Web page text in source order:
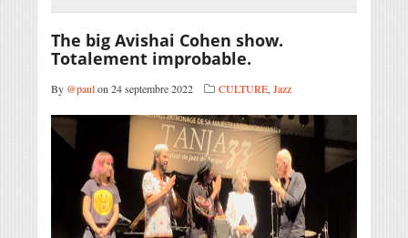
The big Avishai Cohen show.
Totalement improbable.
By @paulon 24 septembre 2022 CULTURE, Jazz